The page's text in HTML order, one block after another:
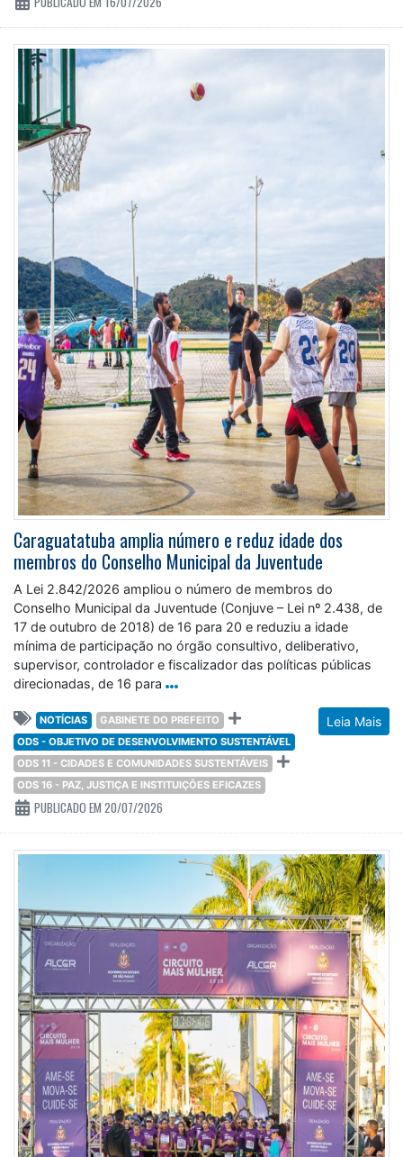
Caraguatatuba amplia número e reduz idade dos
membros do Conselho Municipal da Juventude
A Lei 2.842/2026 ampliou o número de membros do
Conselho Municipal da Juventude (Conjuve – Lei nº 2.438, de
17 de outubro de 2018) de 16 para 20 e reduziu a idade
mínima de participação no órgão consultivo, deliberativo,
supervisor, controlador e fiscalizador das políticas públicas
direcionadas, de 16 para
Leia Mais
NOTÍCIAS
GABINETE DO PREFEITO
ODS - OBJETIVO DE DESENVOLVIMENTO SUSTENTÁVEL
ODS 11 - CIDADES E COMUNIDADES SUSTENTÁVEIS
ODS 16 - PAZ, JUSTIÇA E INSTITUIÇÕES EFICAZES
PUBLICADO EM 20/07/2026